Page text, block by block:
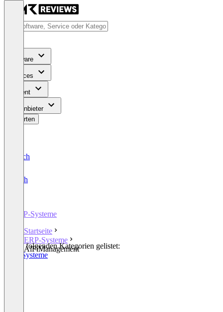
Software
Services
Content
Für Anbieter
Bewerten
Deutsch
English
ERP-Systeme
Startseite
ERP-Systeme
AlFiManagement
In den folgenden Kategorien gelistet:
ERP-Systeme